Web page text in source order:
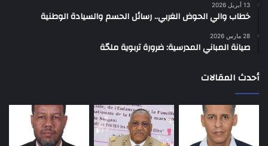
13 أبريل 2026
خطاب والي الحوض الغربي.. رسائل الحسم والسيادة الوطنية
28 مارس 2026
صيانة المباني المدرسية: ضرورة تربوية ملحّة
أحدث المقالات